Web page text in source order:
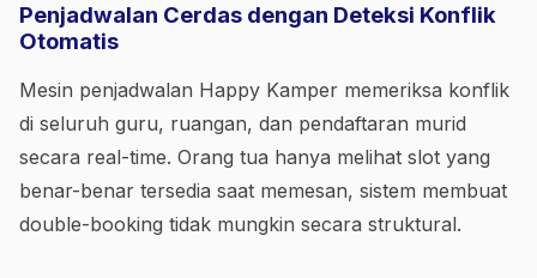
Penjadwalan Cerdas dengan Deteksi Konflik
Otomatis
Mesin penjadwalan Happy Kamper memeriksa konflik
di seluruh guru, ruangan, dan pendaftaran murid
secara real-time. Orang tua hanya melihat slot yang
benar-benar tersedia saat memesan, sistem membuat
double-booking tidak mungkin secara struktural.